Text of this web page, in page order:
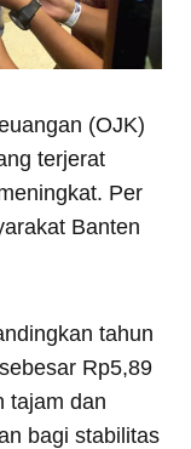
(OJK)
terjerat
Per
Banten
tahun
Rp5,89
tajam dan
bagi stabilitas